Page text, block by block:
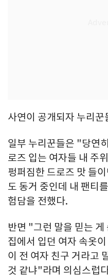
사연이 공개되자 누리
일부 누리꾼들은 "당연
로즈 입는 여자들 내 주
펑퍼짐한 드로즈 맛 들
도 동거 중인데 내 팬티
험담을 전했다.
반면 "그런 말을 믿는
집에서 입던 여자 속옷
이 전 여자 친구 거라고
것 같냐"라며 의심스럽